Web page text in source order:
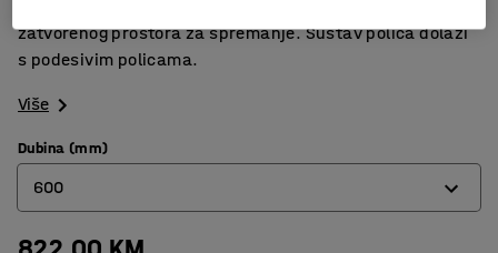
zatvorenog prostora za spremanje. Sustav polica dolazi
s podesivim policama.
Više
Dubina (mm)
600
400